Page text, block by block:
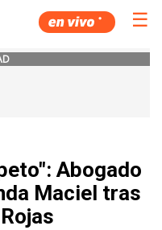
☰
Abogado
Maciel tras